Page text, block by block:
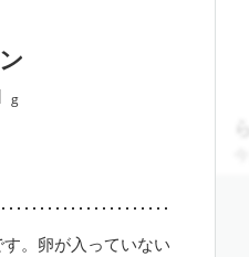
g
。卵が入っていない